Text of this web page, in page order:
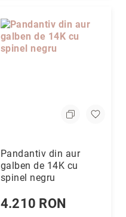
Pandantiv din aur
galben de 14K cu
spinel negru
4.210 RON